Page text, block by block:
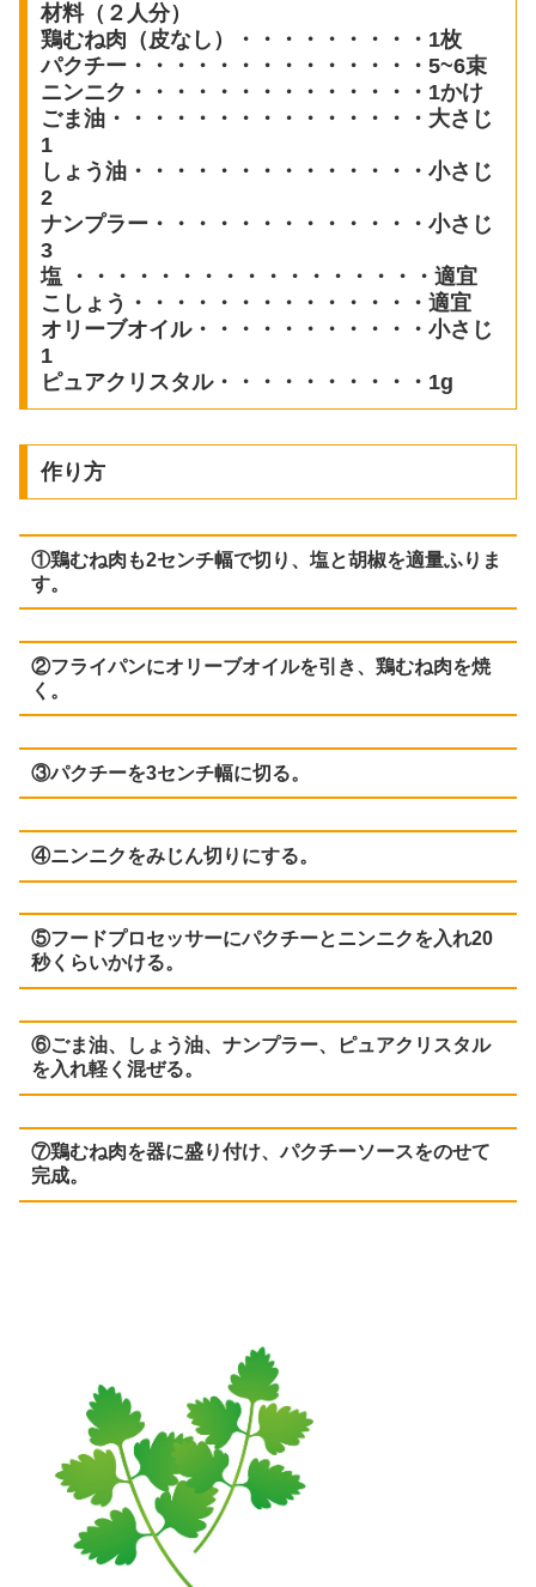
材料（２人分）
鶏むね肉（皮なし）・・・・・・・・・1枚
パクチー・・・・・・・・・・・・・・5~6束
ニンニク・・・・・・・・・・・・・・1かけ
ごま油・・・・・・・・・・・・・・・大さじ
1
しょう油・・・・・・・・・・・・・・小さじ
2
ナンプラー・・・・・・・・・・・・・小さじ
3
塩 ・・・・・・・・・・・・・・・・・適宜
こしょう・・・・・・・・・・・・・・適宜
オリーブオイル・・・・・・・・・・・小さじ
1
ピュアクリスタル・・・・・・・・・・1g
作り方
①鶏むね肉も2センチ幅で切り、塩と胡椒を適量ふりま
す。
②フライパンにオリーブオイルを引き、鶏むね肉を焼
く。
③パクチーを3センチ幅に切る。
④ニンニクをみじん切りにする。
⑤フードプロセッサーにパクチーとニンニクを入れ20
秒くらいかける。
⑥ごま油、しょう油、ナンプラー、ピュアクリスタル
を入れ軽く混ぜる。
⑦鶏むね肉を器に盛り付け、パクチーソースをのせて
完成。